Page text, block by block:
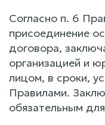
Согласно п. 6
присоединение
договора,
организацией и
лицом, в сроки,
Правилами.
обязательным